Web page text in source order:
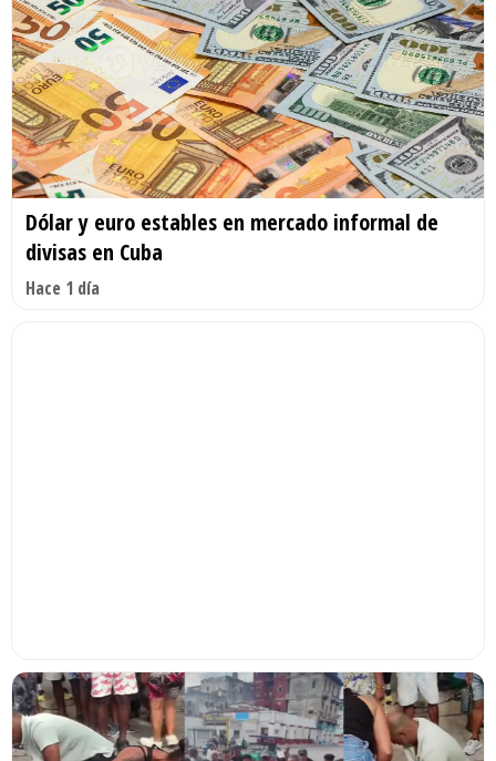
Dólar y euro estables en mercado informal de
divisas en Cuba
Hace 1 día